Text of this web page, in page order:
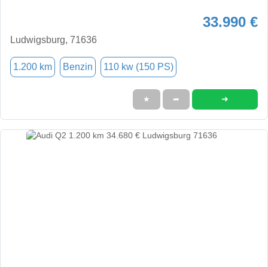
33.990 €
Ludwigsburg, 71636
1.200 km Benzin 110 kw (150 PS)
★ ➦ ➜